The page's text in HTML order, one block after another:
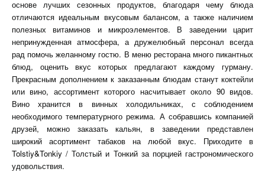
основе лучших сезонных продуктов, благодаря чему блюда
отличаются идеальным вкусовым балансом, а также наличием
полезных витаминов и микроэлементов. В заведении царит
непринужденная атмосфера, а дружелюбный персонал всегда
рад помочь желанному гостю. В меню ресторана много пикантных
блюд, оценить вкус которых предлагают каждому гурману.
Прекрасным дополнением к заказанным блюдам станут коктейли
или вино, ассортимент которого насчитывает около 90 видов.
Вино хранится в винных холодильниках, с соблюдением
необходимого температурного режима. А собравшись компанией
друзей, можно заказать кальян, в заведении представлен
широкий асортимент табаков на любой вкус. Приходите в
Tolstiy&Tonkiy / Толстый и Тонкий за порцией гастрономического
удовольствия.